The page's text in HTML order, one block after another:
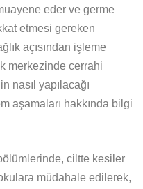
eder ve germe
etmesi gereken
açısından işleme
merkezinde cerrahi
nasıl yapılacağı
aşamaları hakkında bilgi
ciltte kesiler
müdahale edilerek,